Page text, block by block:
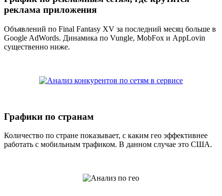
реклама приложения
Объявлений по Final Fantasy XV за последний месяц больше в
Google AdWords. Динамика по Vungle, MobFox и AppLovin
существенно ниже.
Графики по странам
Количество по стране показывает, с каким гео эффективнее
работать с мобильным трафиком. В данном случае это США.